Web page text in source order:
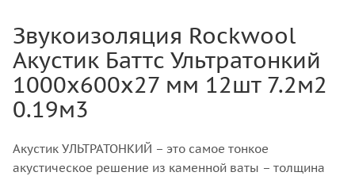
Звукоизоляция Rockwool
Акустик Баттс Ультратонкий
1000х600х27 мм 12шт 7.2м2
0.19м3
Акустик УЛЬТРАТОНКИЙ – это самое тонкое
акустическое решение из каменной ваты – толщина